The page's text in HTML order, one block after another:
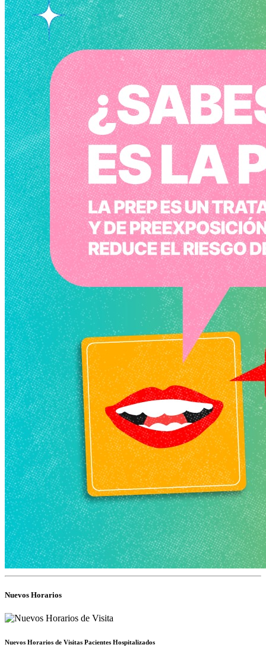
Nuevos Horarios
Nuevos Horarios de Visitas Pacientes Hospitalizados